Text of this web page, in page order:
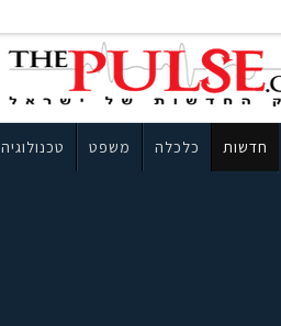
חדשות כלכלה משפט טכנולוגיה